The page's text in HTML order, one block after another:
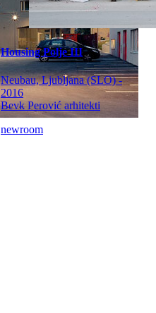
Housing Polje III
Neubau, Ljubljana (SLO) -
2016
Bevk Perović arhitekti
newroom